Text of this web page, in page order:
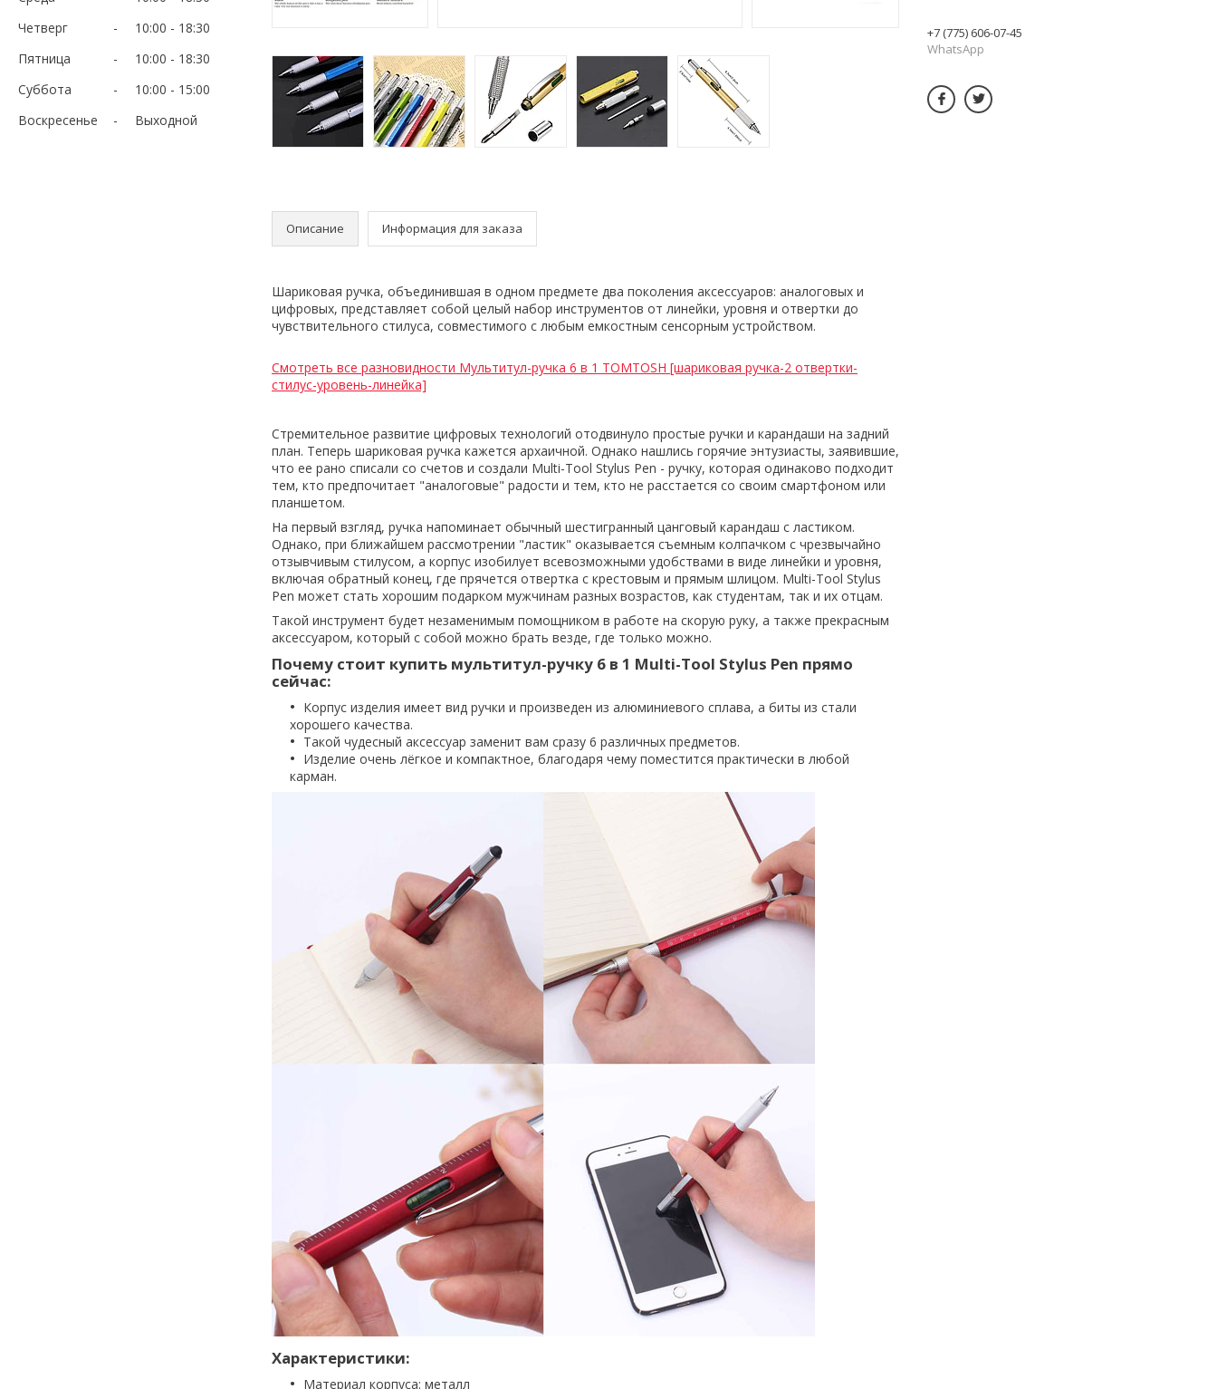
Четверг
10:00
18:30
Пятница
10:00
18:30
Суббота
10:00
15:00
Воскресенье
Выходной
Описание Информация для заказа
Шариковая ручка, объединившая в одном предмете два поколения аксессуаров: аналоговых и
цифровых, представляет собой целый набор инструментов от линейки, уровня и отвертки до
чувствительного стилуса, совместимого с любым емкостным сенсорным устройством.
Смотреть все разновидности Мультитул-ручка 6 в 1 TOMTOSH [шариковая ручка-2 отвертки-
стилус-уровень-линейка]
Стремительное развитие цифровых технологий отодвинуло простые ручки и карандаши на задний
план. Теперь шариковая ручка кажется архаичной. Однако нашлись горячие энтузиасты, заявившие,
что ее рано списали со счетов и создали Multi-Tool Stylus Pen - ручку, которая одинаково подходит
тем, кто предпочитает "аналоговые" радости и тем, кто не расстается со своим смартфоном или
планшетом.
На первый взгляд, ручка напоминает обычный шестигранный цанговый карандаш с ластиком.
Однако, при ближайшем рассмотрении "ластик" оказывается съемным колпачком с чрезвычайно
отзывчивым стилусом, а корпус изобилует всевозможными удобствами в виде линейки и уровня,
включая обратный конец, где прячется отвертка с крестовым и прямым шлицом. Multi-Tool Stylus
Pen может стать хорошим подарком мужчинам разных возрастов, как студентам, так и их отцам.
Такой инструмент будет незаменимым помощником в работе на скорую руку, а также прекрасным
аксессуаром, который с собой можно брать везде, где только можно.
Почему стоит купить мультитул-ручку 6 в 1 Multi-Tool Stylus Pen прямо
сейчас:
Корпус изделия имеет вид ручки и произведен из алюминиевого сплава, а биты из стали
хорошего качества.
Такой чудесный аксессуар заменит вам сразу 6 различных предметов.
Изделие очень лёгкое и компактное, благодаря чему поместится практически в любой
карман.
Характеристики:
Материал корпуса: металл
+7 (775) 606-07-45
WhatsApp